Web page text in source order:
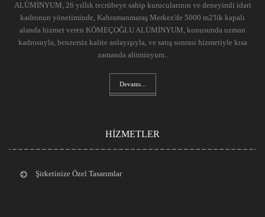
ALÜMİNYUM, 26 yıllık tecrübeye sahip kurucularının ve deneyimli idari
kadronun yönetiminde, Kahramanmaraş Merkez'de 5000 m2'lik kapalı
alanda hizmet veren KÖMEÇOĞLU ALÜMİNYUM, konusunda uzman
kadrosuyla, benzersiz kalite anlayışıyla, ve satış sonrası hizmetiyle kısa
zamanda alüminyum..
Devamı...
HİZMETLER
Şirketinize Özel Tasarımlar